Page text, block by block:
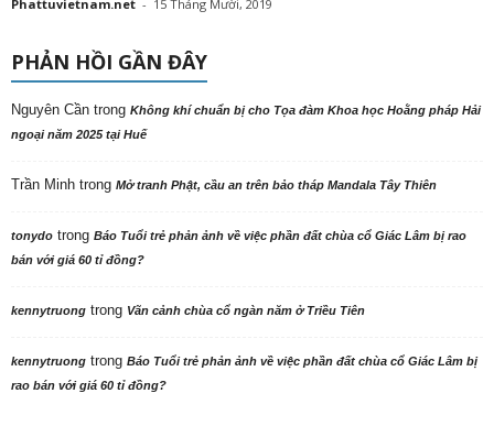
Phattuvietnam.net - 15 Tháng Mười, 2019
PHẢN HỒI GẦN ĐÂY
Nguyên Cần trong Không khí chuẩn bị cho Tọa đàm Khoa học Hoằng pháp Hải
ngoại năm 2025 tại Huế
Trần Minh trong Mở tranh Phật, cầu an trên bảo tháp Mandala Tây Thiên
tonydo trong Báo Tuổi trẻ phản ảnh về việc phần đất chùa cổ Giác Lâm bị rao
bán với giá 60 tỉ đồng?
kennytruong trong Vãn cảnh chùa cổ ngàn năm ở Triều Tiên
kennytruong trong Báo Tuổi trẻ phản ảnh về việc phần đất chùa cổ Giác Lâm bị
rao bán với giá 60 tỉ đồng?